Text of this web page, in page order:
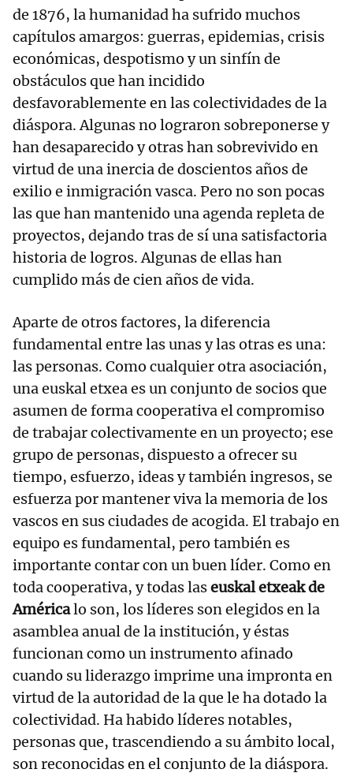
de 1876, la humanidad ha sufrido muchos
capítulos amargos: guerras, epidemias, crisis
económicas, despotismo y un sinfín de
obstáculos que han incidido
desfavorablemente en las colectividades de la
diáspora. Algunas no lograron sobreponerse y
han desaparecido y otras han sobrevivido en
virtud de una inercia de doscientos años de
exilio e inmigración vasca. Pero no son pocas
las que han mantenido una agenda repleta de
proyectos, dejando tras de sí una satisfactoria
historia de logros. Algunas de ellas han
cumplido más de cien años de vida.
Aparte de otros factores, la diferencia
fundamental entre las unas y las otras es una:
las personas. Como cualquier otra asociación,
una euskal etxea es un conjunto de socios que
asumen de forma cooperativa el compromiso
de trabajar colectivamente en un proyecto; ese
grupo de personas, dispuesto a ofrecer su
tiempo, esfuerzo, ideas y también ingresos, se
esfuerza por mantener viva la memoria de los
vascos en sus ciudades de acogida. El trabajo en
equipo es fundamental, pero también es
importante contar con un buen líder. Como en
toda cooperativa, y todas laseuskal etxeak de
Américalo son, los líderes son elegidos en la
asamblea anual de la institución, y éstas
funcionan como un instrumento afinado
cuando su liderazgo imprime una impronta en
virtud de la autoridad de la que le ha dotado la
colectividad. Ha habido líderes notables,
personas que, trascendiendo a su ámbito local,
son reconocidas en el conjunto de la diáspora.